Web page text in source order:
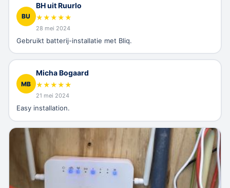
BU
BH uit Ruurlo
★★★★★
28 mei 2024
Gebruikt batterij-installatie met Bliq.
MB
Micha Bogaard
★★★★★
21 mei 2024
Easy installation.